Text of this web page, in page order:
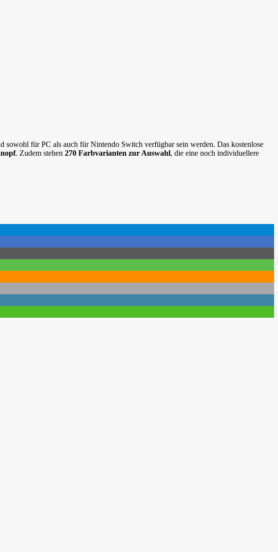
sowohl für PC als auch für Nintendo Switch verfügbar sein werden. Das kostenlose
. Zudem stehen 270 Farbvarianten zur Auswahl, die eine noch individuellere